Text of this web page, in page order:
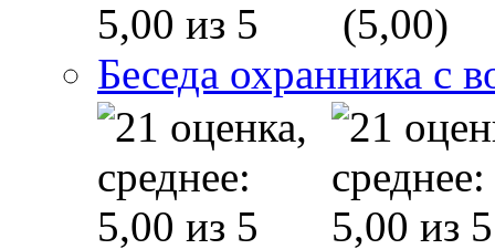
(5,00)
Беседа охранника с